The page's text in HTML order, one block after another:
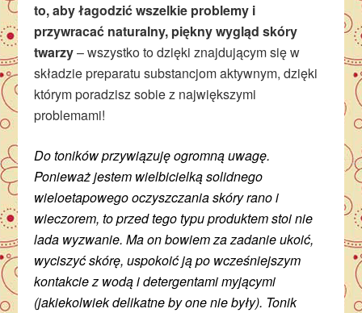
to, aby łagodzić wszelkie problemy i
przywracać naturalny, piękny wygląd skóry
twarzy– wszystko to dzięki znajdującym się w
składzie preparatu substancjom aktywnym, dzięki
którym poradzisz sobie z największymi
problemami!
Do toników przywiązuję ogromną uwagę.
Ponieważ jestem wielbicielką solidnego
wieloetapowego oczyszczania skóry rano i
wieczorem, to przed tego typu produktem stoi nie
lada wyzwanie. Ma on bowiem za zadanie ukoić,
wyciszyć skórę, uspokoić ją po wcześniejszym
kontakcie z wodą i detergentami myjącymi
(jakiekolwiek delikatne by one nie były). Tonik